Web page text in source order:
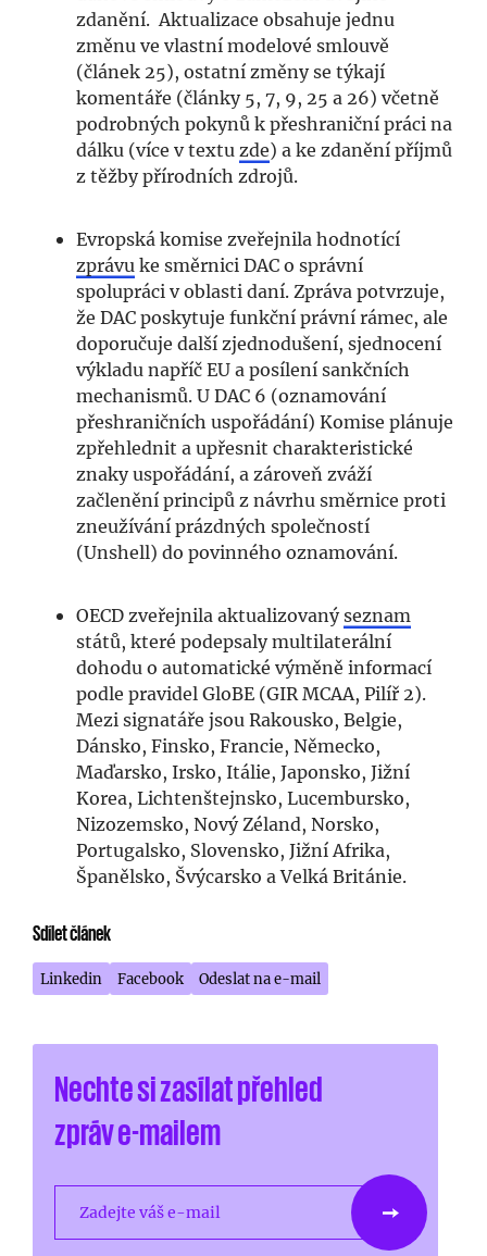
zdanění. Aktualizace obsahuje jednu
změnu ve vlastní modelové smlouvě
(článek 25), ostatní změny se týkají
komentáře (články 5, 7, 9, 25 a 26) včetně
podrobných pokynů k přeshraniční práci na
dálku (více v textu zde) a ke zdanění příjmů
z těžby přírodních zdrojů.
Evropská komise zveřejnila hodnotící
zprávu ke směrnici DAC o správní
spolupráci v oblasti daní. Zpráva potvrzuje,
že DAC poskytuje funkční právní rámec, ale
doporučuje další zjednodušení, sjednocení
výkladu napříč EU a posílení sankčních
mechanismů. U DAC 6 (oznamování
přeshraničních uspořádání) Komise plánuje
zpřehlednit a upřesnit charakteristické
znaky uspořádání, a zároveň zváží
začlenění principů z návrhu směrnice proti
zneužívání prázdných společností
(Unshell) do povinného oznamování.
OECD zveřejnila aktualizovanýseznam
států, které podepsaly multilaterální
dohodu o automatické výměně informací
podle pravidel GloBE (GIR MCAA, Pilíř 2).
Mezi signatáře jsou Rakousko, Belgie,
Dánsko, Finsko, Francie, Německo,
Maďarsko, Irsko, Itálie, Japonsko, Jižní
Korea, Lichtenštejnsko, Lucembursko,
Nizozemsko, Nový Zéland, Norsko,
Portugalsko, Slovensko, Jižní Afrika,
Španělsko, Švýcarsko a Velká Británie.
Sdílet článek
Linkedin Facebook Odeslat na e-mail
Nechte si zasílat přehled
zpráv e-mailem
Zadejte váš e-mail